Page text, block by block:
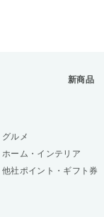
新商品
グルメ
ホーム・インテリア
他社ポイント・ギフト券